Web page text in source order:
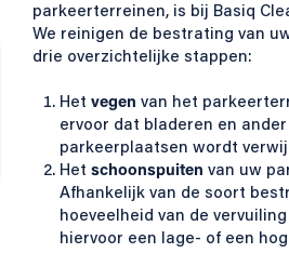
parkeerterreinen, is bij Basiq
We reinigen de bestrating van
drie overzichtelijke stappen:
Het vegen van het
ervoor dat bladeren en
parkeerplaatsen wordt
Het schoonspuiten van uw
Afhankelijk van de soort
hoeveelheid van de
hiervoor een lage- of een